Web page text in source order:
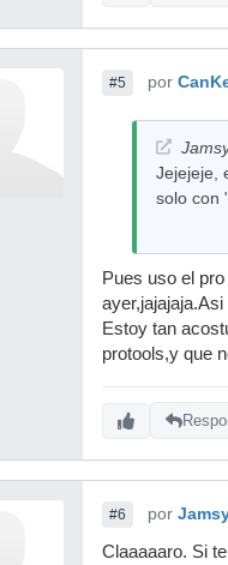
#5 por
Jejejeje,
solo con
Pues uso el
Estoy tan
protools,y que
#6 por
Claaaaaro. Si